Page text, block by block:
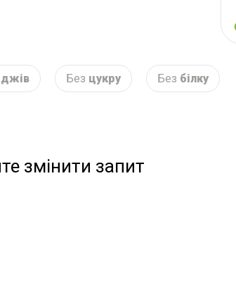
Без цукру Без білку
змінити запит